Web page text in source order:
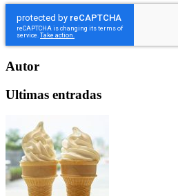
Autor
Ultimas entradas